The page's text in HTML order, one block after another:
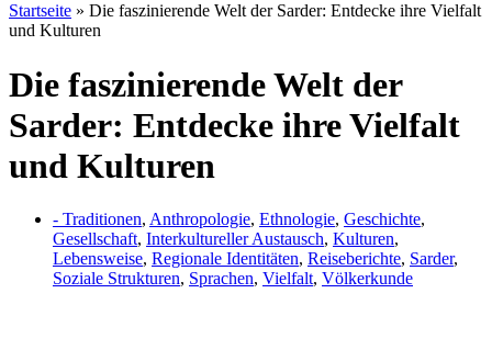
Startseite » Die faszinierende Welt der Sarder: Entdecke ihre Vielfalt
und Kulturen
Die faszinierende Welt der
Sarder: Entdecke ihre Vielfalt
und Kulturen
- Traditionen, Anthropologie, Ethnologie, Geschichte,
Gesellschaft, Interkultureller Austausch, Kulturen,
Lebensweise, Regionale Identitäten, Reiseberichte, Sarder,
Soziale Strukturen, Sprachen, Vielfalt, Völkerkunde